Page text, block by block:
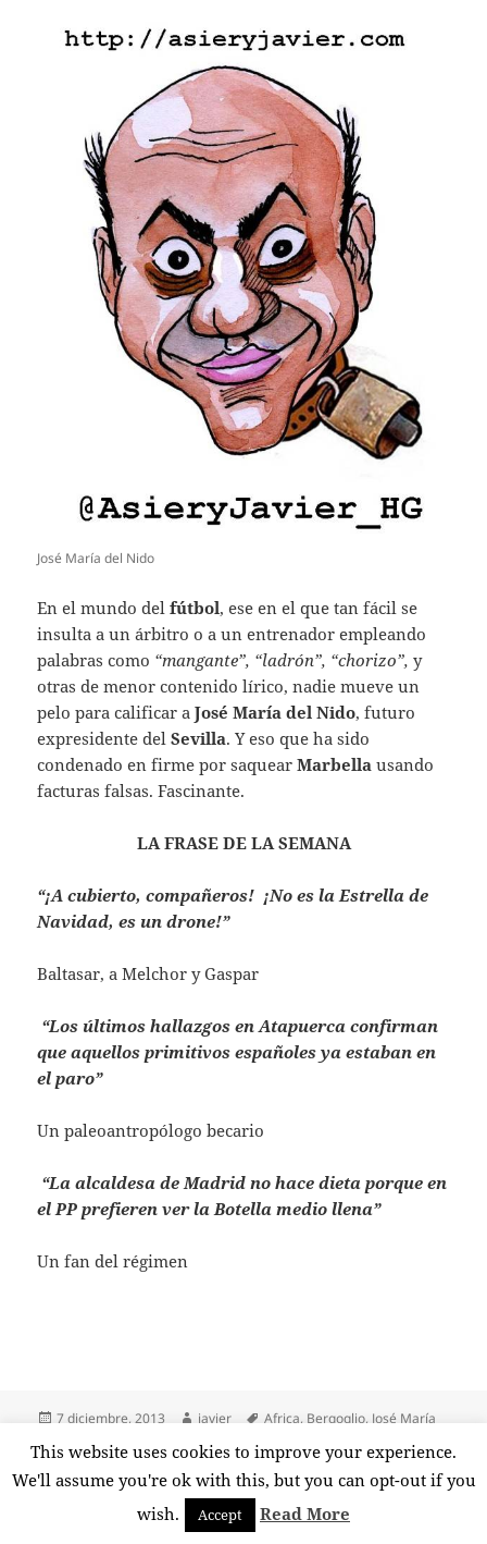
José María del Nido
En el mundo delfútbol, ese en el que tan fácil se
insulta a un árbitro o a un entrenador empleando
palabras como “mangante”, “ladrón”, “chorizo”, y
otras de menor contenido lírico, nadie mueve un
pelo para calificar aJosé María del Nido, futuro
expresidente delSevilla. Y eso que ha sido
condenado en firme por saquearMarbellausando
facturas falsas. Fascinante.
LA FRASE DE LA SEMANA
“¡A cubierto, compañeros! ¡No es la Estrella de
Navidad, es un drone!”
Baltasar, a Melchor y Gaspar
“Los últimos hallazgos en Atapuerca confirman
que aquellos primitivos españoles ya estaban en
el paro”
Un paleoantropólogo becario
“La alcaldesa de Madrid no hace dieta porque en
el PP prefieren ver la Botella medio llena”
Un fan del régimen
Publicado
7 diciembre, 2013 Autor
javier Etiquetas
Africa, Bergoglio, José María
Sudáfrica
1 comentarioen Mandela, de África al cielo
Funciona gracias a WordPress
This website uses cookies to improve your experience.
We'll assume you're ok with this, but you can opt-out if you
wish.
Accept Read More